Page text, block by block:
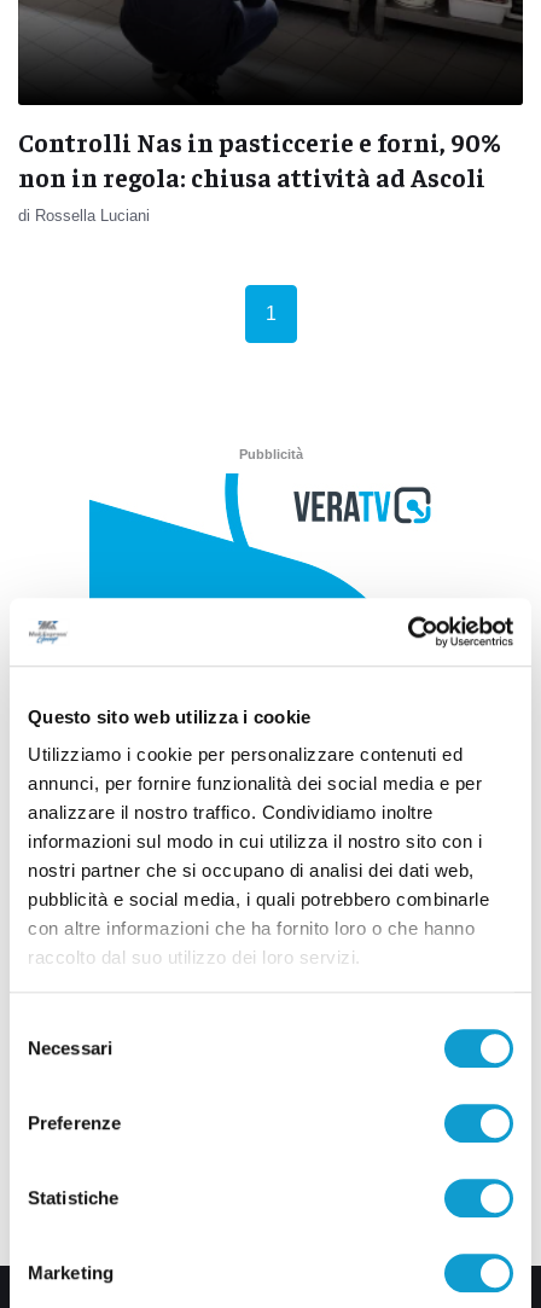
Questo sito web utilizza i cookie
Utilizziamo i cookie per personalizzare contenuti ed
annunci, per fornire funzionalità dei social media e per
analizzare il nostro traffico. Condividiamo inoltre
informazioni sul modo in cui utilizza il nostro sito con i
nostri partner che si occupano di analisi dei dati web,
pubblicità e social media, i quali potrebbero combinarle
con altre informazioni che ha fornito loro o che hanno
raccolto dal suo utilizzo dei loro servizi.
delNecessari
Preferenze
Statistiche
Marketing
Controlli Nas in pasticcerie e forni, 90%
non in regola: chiusa attività ad Ascoli
di Rossella Luciani
1
Pubblicità